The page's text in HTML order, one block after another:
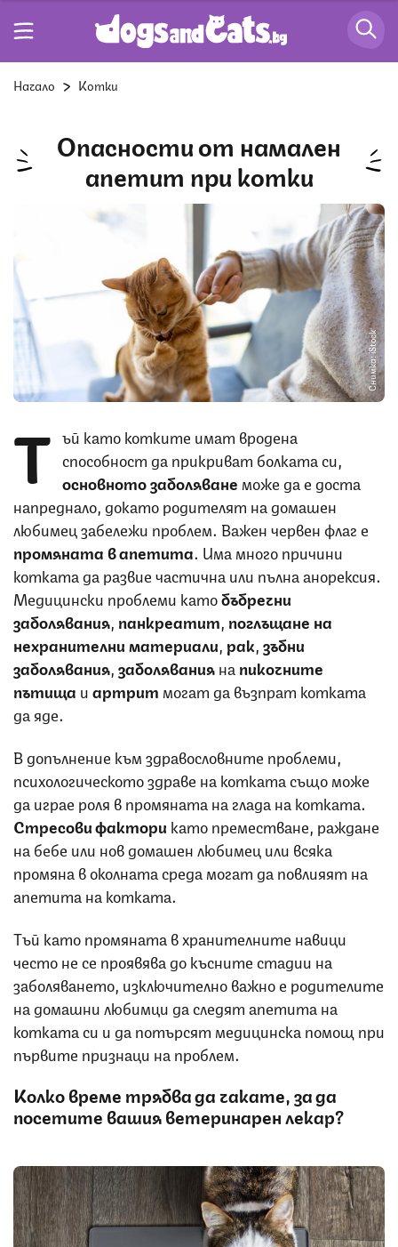
Начало Котки
Опасности от намален
апетит при котки
Снимка: iStock
Т ъй като котките имат вродена
способност да прикриват болката си,
основното заболяване може да е доста
напреднало, докато родителят на домашен
любимец забележи проблем. Важен червен флаг е
промяната в апетита. Има много причини
котката да развие частична или пълна анорексия.
Медицински проблеми катобъбречни
заболявания панкреатит поглъщане на
нехранителни материали рак зъбни
заболявания заболяванияна пикочните
пътища иартрит могат да възпрат котката
да яде.
В допълнение към здравословните проблеми,
психологическото здраве на котката също може
да играе роля в промяната на глада на котката.
Стресови фактори като преместване, раждане
на бебе или нов домашен любимец или всяка
промяна в околната среда могат да повлияят на
апетита на котката.
Тъй като промяната в хранителните навици
често не се проявява до късните стадии на
заболяването, изключително важно е родителите
на домашни любимци да следят апетита на
котката си и да потърсят медицинска помощ при
първите признаци на проблем.
Колко време трябва да чакате, за да
посетите вашия ветеринарен лекар?